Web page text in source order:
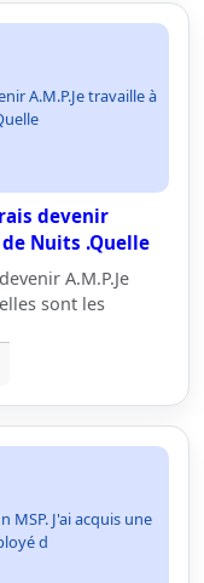
A.M.P.Je travaille à
devenir
Nuits .Quelle
A.M.P.Je
sont les
MSP. J'ai acquis une
d